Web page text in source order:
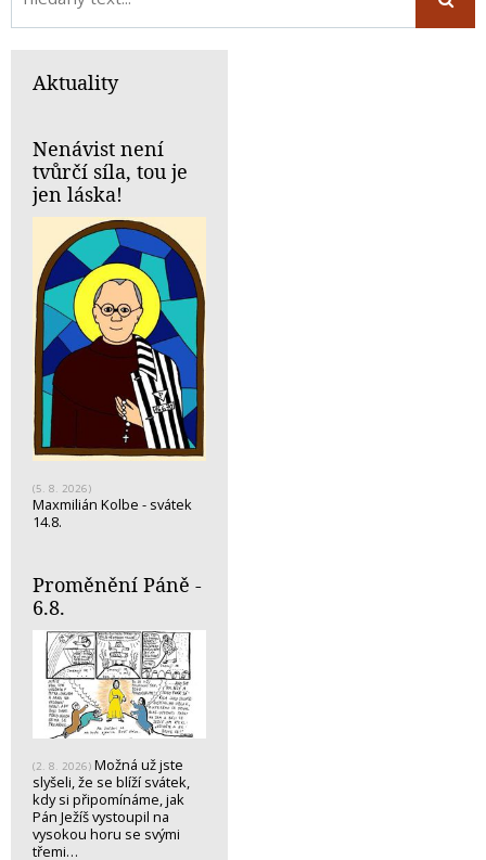
Aktuality
Nenávist není
tvůrčí síla, tou je
jen láska!
(5. 8. 2026)
Maxmilián Kolbe - svátek
14.8.
Proměnění Páně -
6.8.
(2. 8. 2026) Možná už jste
slyšeli, že se blíží svátek,
kdy si připomínáme, jak
Pán Ježíš vystoupil na
vysokou horu se svými
třemi…